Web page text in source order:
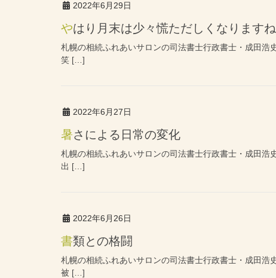
2022年6月29日
やはり月末は少々慌ただしくなりますね
札幌の相続ふれあいサロンの司法書士行政書士・成田
笑 […]
2022年6月27日
暑さによる日常の変化
札幌の相続ふれあいサロンの司法書士行政書士・成田
出 […]
2022年6月26日
書類との格闘
札幌の相続ふれあいサロンの司法書士行政書士・成田
被 […]